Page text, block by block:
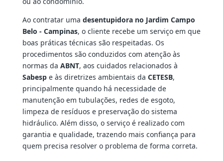
Ao contratar uma desentupidora no Jardim Campo
Belo - Campinas, o cliente recebe um serviço em que
boas práticas técnicas são respeitadas. Os
procedimentos são conduzidos com atenção às
normas da ABNT, aos cuidados relacionados à
Sabespe às diretrizes ambientais da CETESB,
principalmente quando há necessidade de
manutenção em tubulações, redes de esgoto,
limpeza de resíduos e preservação do sistema
hidráulico. Além disso, o serviço é realizado com
garantia e qualidade, trazendo mais confiança para
quem precisa resolver o problema de forma correta.